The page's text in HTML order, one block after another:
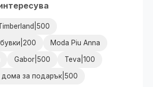
Moda Piu Anna
Gabor|500 Teva|100
дома за подарък|500